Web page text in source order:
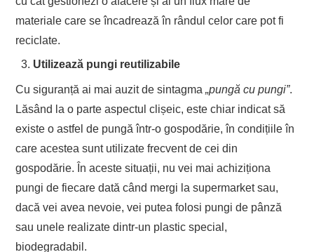
materiale care se încadrează în rândul celor care pot fi
reciclate.
Utilizează pungi reutilizabile
Cu siguranță ai mai auzit de sintagma„pungă cu pungi”.
Lăsând la o parte aspectul clișeic, este chiar indicat să
existe o astfel de pungă într-o gospodărie, în condițiile în
care acestea sunt utilizate frecvent de cei din
gospodărie. În aceste situații, nu vei mai achiziționa
pungi de fiecare dată când mergi la supermarket sau,
dacă vei avea nevoie, vei putea folosi pungi de pânză
sau unele realizate dintr-un plastic special,
biodegradabil.